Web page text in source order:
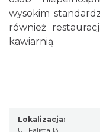
wysokim
również
kawiarnią.
Lokalizacja:
Ul. Falista 13